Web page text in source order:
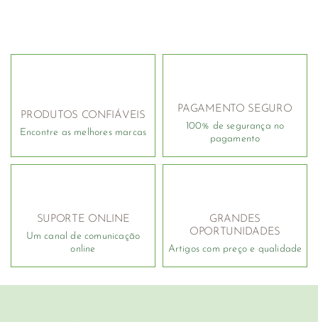
PRODUTOS CONFIÁVEIS
Encontre as melhores marcas
PAGAMENTO SEGURO
100% de segurança no
pagamento
SUPORTE ONLINE
Um canal de comunicação
online
GRANDES
OPORTUNIDADES
Artigos com preço e qualidade